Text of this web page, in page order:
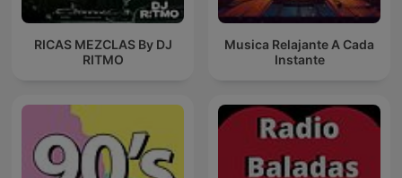
RICAS MEZCLAS By DJ
RITMO
Musica Relajante A Cada
Instante